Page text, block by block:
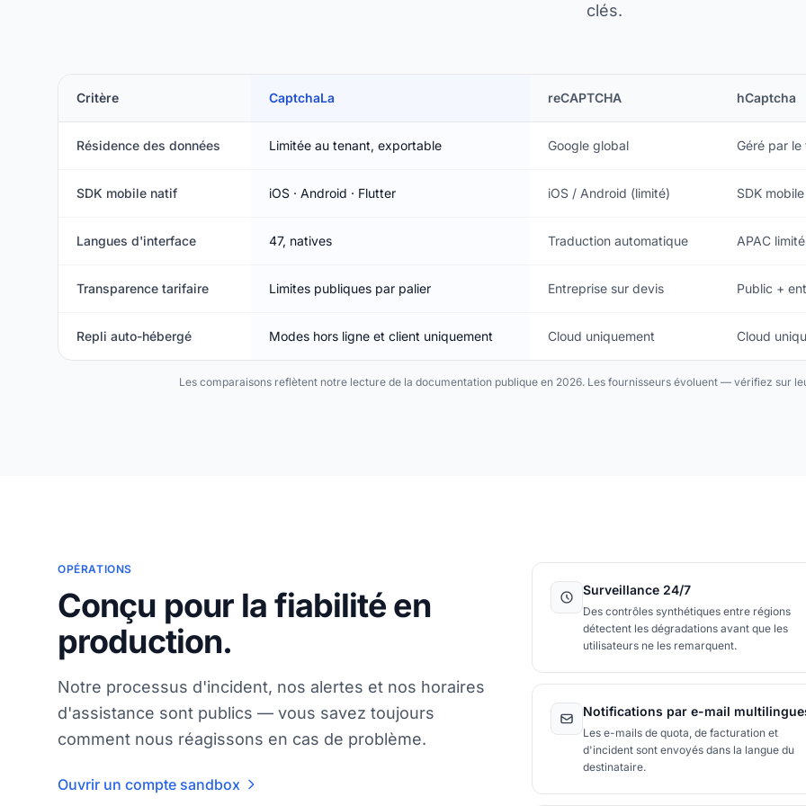
clés.
Critère CaptchaLa reCAPTCHA hCaptcha
Résidence des données Limitée au tenant, exportable Google global Géré par le
SDK mobile natif iOS · Android · Flutter iOS / Android (limité) SDK mobile
Langues d'interface 47, natives Traduction automatique APAC limité
Transparence tarifaire Limites publiques par palier Entreprise sur devis Public +
Repli auto-hébergé Modes hors ligne et client uniquement Cloud uniquement Cloud
Les comparaisons reflètent notre lecture de la documentation publique en 2026. Les fournisseurs évoluent — vérifiez sur
OPÉRATIONS
Conçu pour la fiabilité en
production.
Notre processus d'incident, nos alertes et nos horaires
d'assistance sont publics — vous savez toujours
comment nous réagissons en cas de problème.
Ouvrir un compte sandbox
Surveillance 24/7
Des contrôles synthétiques entre régions
détectent les dégradations avant que les
utilisateurs ne les remarquent.
Notifications par e-mail
Les e-mails de quota, de facturation et
d'incident sont envoyés dans la langue du
destinataire.